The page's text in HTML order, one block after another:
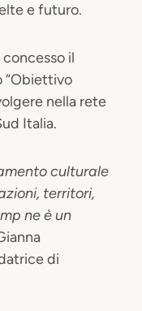
e futuro.
il
“Obiettivo
nella rete
Italia.
culturale
territori,
ne è un
di